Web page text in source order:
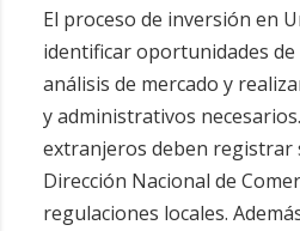
El proceso de inversión en
identificar oportunidades
análisis de mercado y
y administrativos
extranjeros deben registrar
Dirección Nacional de
regulaciones locales.